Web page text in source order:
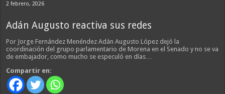
2 febrero, 2026
Adán Augusto reactiva sus redes
Por Jorge Fernández Menéndez Adán Augusto López dejó la
coordinación del grupo parlamentario de Morena en el Senado y no se va
de embajador, como mucho se especuló en días…
Compartir en: